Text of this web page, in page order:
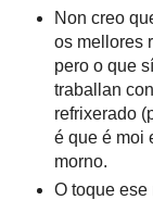
Non creo
os mellores
pero o que
traballan
refrixerado
é que é moi
morno.
O toque ese